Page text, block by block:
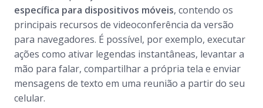
específica para dispositivos móveis, contendo os
principais recursos de videoconferência da versão
para navegadores. É possível, por exemplo, executar
ações como ativar legendas instantâneas, levantar a
mão para falar, compartilhar a própria tela e enviar
mensagens de texto em uma reunião a partir do seu
celular.